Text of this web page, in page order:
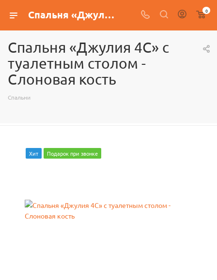
Спальня «Джулия 4С» с туалетным столом - Слоновая кость 0
Спальня «Джулия 4С» с
туалетным столом -
Слоновая кость
Спальни
Хит Подарок при звонке